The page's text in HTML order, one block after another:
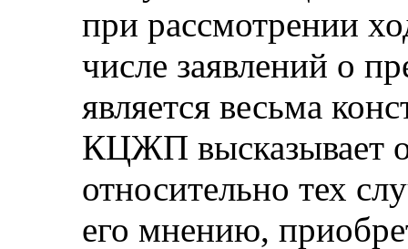
при рассмотрении
числе заявлений о
является весьма
КЦЖП высказывает
относительно тех
его мнению,